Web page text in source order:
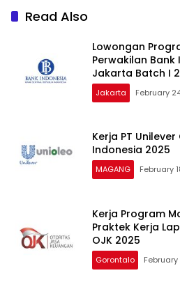
Read Also
Lowongan
Perwakilan Bank
Jakarta Batch I
Jakarta February
Kerja PT
Indonesia 2025
MAGANG February
Kerja Program
Praktek Kerja
OJK 2025
Gorontalo